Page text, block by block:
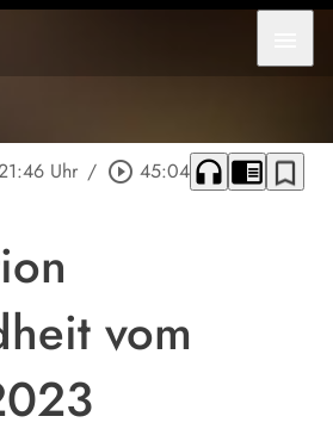
Uhr / play_circle_outline 45:04 headphones chrome_reader_mode bookmark_border
vom